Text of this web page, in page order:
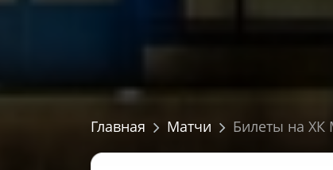
Главная Матчи Билеты на ХК